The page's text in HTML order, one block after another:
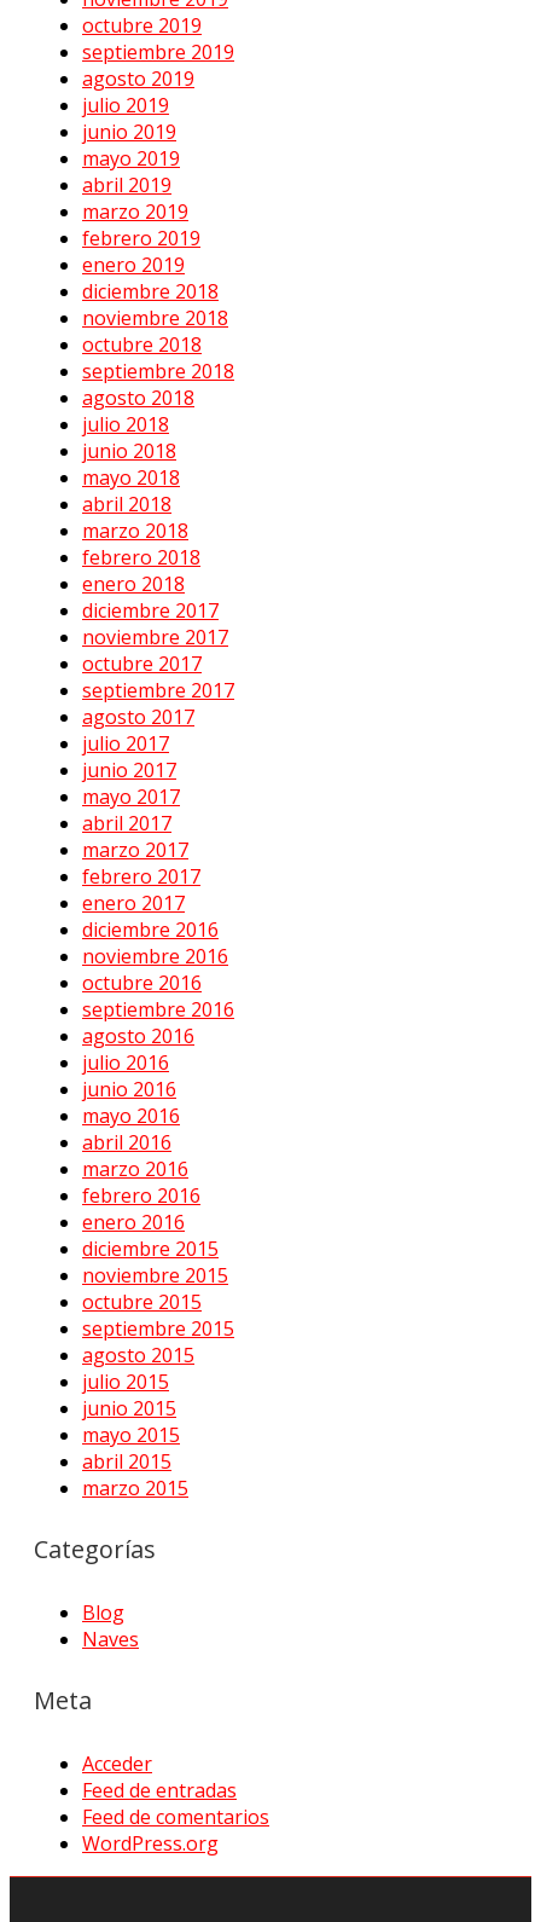
octubre 2019
septiembre 2019
agosto 2019
julio 2019
junio 2019
mayo 2019
abril 2019
marzo 2019
febrero 2019
enero 2019
diciembre 2018
noviembre 2018
octubre 2018
septiembre 2018
agosto 2018
julio 2018
junio 2018
mayo 2018
abril 2018
marzo 2018
febrero 2018
enero 2018
diciembre 2017
noviembre 2017
octubre 2017
septiembre 2017
agosto 2017
julio 2017
junio 2017
mayo 2017
abril 2017
marzo 2017
febrero 2017
enero 2017
diciembre 2016
noviembre 2016
octubre 2016
septiembre 2016
agosto 2016
julio 2016
junio 2016
mayo 2016
abril 2016
marzo 2016
febrero 2016
enero 2016
diciembre 2015
noviembre 2015
octubre 2015
septiembre 2015
agosto 2015
julio 2015
junio 2015
mayo 2015
abril 2015
marzo 2015
Categorías
Blog
Naves
Meta
Acceder
Feed de entradas
Feed de comentarios
WordPress.org